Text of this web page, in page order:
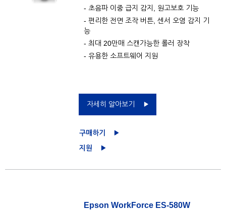
- 초음파 이중 급지 감지, 원고보호 기능
- 편리한 전면 조작 버튼, 센서 오염 감지 기
능
- 최대 20만매 스캔가능한 롤러 장착
- 유용한 소프트웨어 지원
자세히 알아보기
구매하기
지원
Epson WorkForce ES-580W